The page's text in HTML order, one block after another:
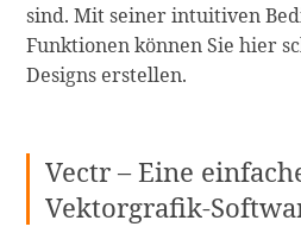
sind. Mit seiner intuitiven
Funktionen können Sie hier
Designs erstellen.
Vectr – Eine
Vektorgrafik-